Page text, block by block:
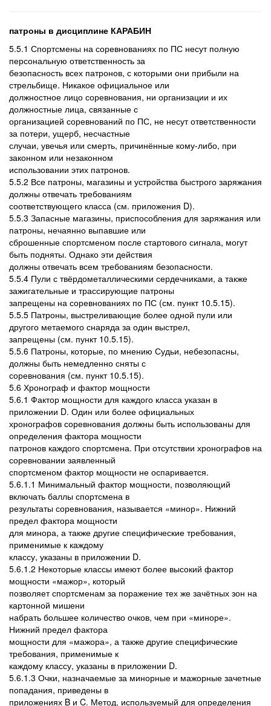
патроны в дисциплине КАРАБИН
5.5.1 Спортсмены на соревнованиях по ПС несут полную
персональную ответственность за
безопасность всех патронов, с которыми они прибыли на
стрельбище. Никакое официальное или
должностное лицо соревнования, ни организации и их
должностные лица, связанные с
организацией соревнований по ПС, не несут ответственности
за потери, ущерб, несчастные
случаи, увечья или смерть, причинённые кому-либо, при
законном или незаконном
использовании этих патронов.
5.5.2 Все патроны, магазины и устройства быстрого заряжания
должны отвечать требованиям
соответствующего класса (см. приложения D).
5.5.3 Запасные магазины, приспособления для заряжания или
патроны, нечаянно выпавшие или
сброшенные спортсменом после стартового сигнала, могут
быть подняты. Однако эти действия
должны отвечать всем требованиям безопасности.
5.5.4 Пули с твёрдометаллическими сердечниками, а также
зажигательные и трассирующие патроны
запрещены на соревнованиях по ПС (см. пункт 10.5.15).
5.5.5 Патроны, выстреливающие более одной пули или
другого метаемого снаряда за один выстрел,
запрещены (см. пункт 10.5.15).
5.5.6 Патроны, которые, по мнению Судьи, небезопасны,
должны быть немедленно сняты с
соревнования (см. пункт 10.5.15).
5.6 Хронограф и фактор мощности
5.6.1 Фактор мощности для каждого класса указан в
приложении D. Один или более официальных
хронографов соревнования должны быть использованы для
определения фактора мощности
патронов каждого спортсмена. При отсутствии хронографов на
соревновании заявленный
спортсменом фактор мощности не оспаривается.
5.6.1.1 Минимальный фактор мощности, позволяющий
включать баллы спортсмена в
результаты соревнования, называется «минор». Нижний
предел фактора мощности
для минора, а также другие специфические требования,
применимые к каждому
классу, указаны в приложении D.
5.6.1.2 Некоторые классы имеют более высокий фактор
мощности «мажор», который
позволяет спортсменам за поражение тех же зачётных зон на
картонной мишени
набрать большее количество очков, чем при «миноре».
Нижний предел фактора
мощности для «мажора», а также другие специфические
требования, применимые к
каждому классу, указаны в приложении D.
5.6.1.3 Очки, назначаемые за минорные и мажорные зачетные
попадания, приведены в
приложениях B и C. Метод, используемый для определения